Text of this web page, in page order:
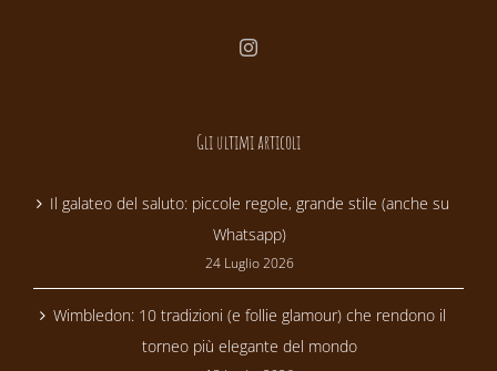
Gli ultimi articoli
Il galateo del saluto: piccole regole, grande stile (anche su
Whatsapp)
24 Luglio 2026
Wimbledon: 10 tradizioni (e follie glamour) che rendono il
torneo più elegante del mondo